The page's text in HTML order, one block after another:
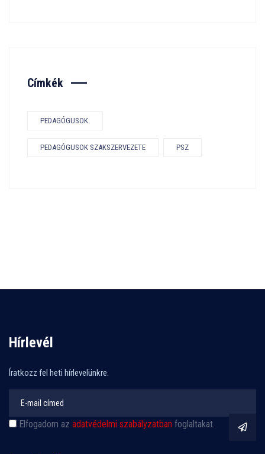
Címkék
PEDAGÓGUSOK.
PEDAGÓGUSOK SZAKSZERVEZETE PSZ
Hírlevél
Íratkozz fel heti hírlevelünkre.
Elfogadom az adatvédelmi szabályzatban foglaltakat.